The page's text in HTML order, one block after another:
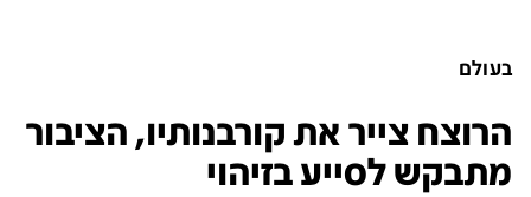
בעולם
הרוצח צייר את קורבנותיו, הציבור
מתבקש לסייע בזיהוי